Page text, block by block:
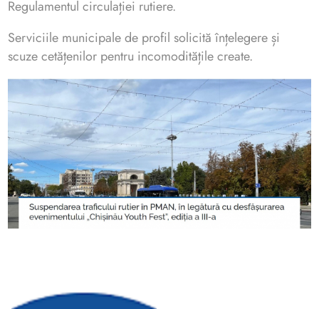
Regulamentul circulației rutiere.
Serviciile municipale de profil solicită înțelegere și
scuze cetățenilor pentru incomoditățile create.